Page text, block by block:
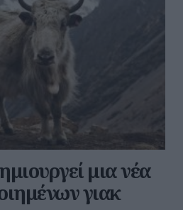
μια νέα
γιακ